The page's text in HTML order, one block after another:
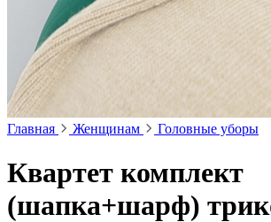
Главная Женщинам Головные уборы
Квартет комплект
(шапка+шарф)